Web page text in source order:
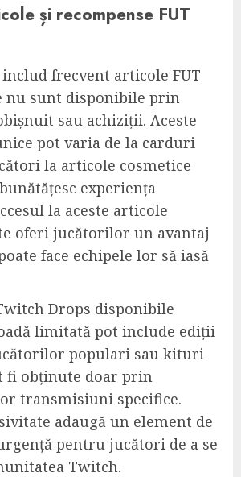
și recompense FUT
frecvent articole FUT
nu sunt disponibile prin
sau achiziții. Aceste
pot varia de la carduri
la articole cosmetice
experiența
la aceste articole
oferi jucătorilor un avantaj
face echipele lor să iasă
Drops disponibile
limitată pot include ediții
populari sau kituri
fi obținute doar prin
transmisiuni specifice.
adaugă un element de
pentru jucători de a se
Twitch.